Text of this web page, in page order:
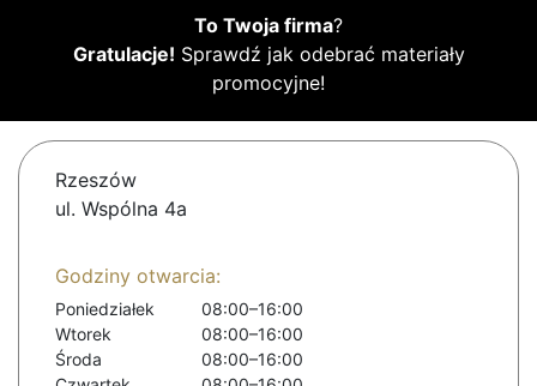
To Twoja firma?
Gratulacje! Sprawdź jak odebrać materiały
promocyjne!
Rzeszów
ul. Wspólna 4a
Godziny otwarcia:
Poniedziałek
08:00–16:00
Wtorek
08:00–16:00
Środa
08:00–16:00